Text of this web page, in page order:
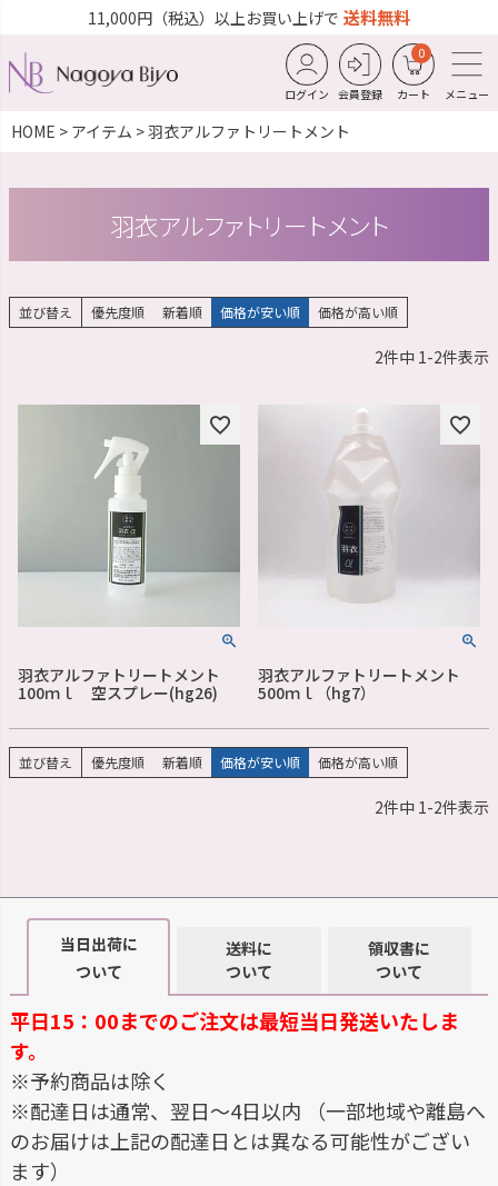
11,000円（税込）以上お買い上げで 送料無料
ログイン 会員登録 カート
0
メニュー
HOME アイテム 羽衣アルファトリートメント
羽衣アルファトリートメント
並び替え 優先度順 新着順 価格が安い順 価格が高い順
2件中 1-2件表示
羽衣アルファトリートメント
100ｍｌ 空スプレー(hg26)
羽衣アルファトリートメント
500ｍｌ（hg7）
並び替え 優先度順 新着順 価格が安い順 価格が高い順
2件中 1-2件表示
当日出荷に
ついて
送料に
ついて
領収書に
ついて
平日15：00までのご注文は最短当日発送いたしま
す。
※予約商品は除く
※配達日は通常、翌日～4日以内 （一部地域や離島へ
のお届けは上記の配達日とは異なる可能性がござい
ます）